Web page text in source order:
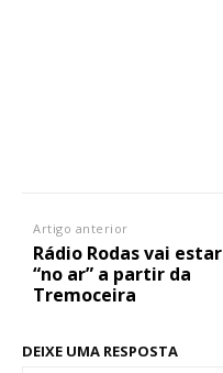
Artigo anterior
Rádio Rodas vai estar
“no ar” a partir da
Tremoceira
DEIXE UMA RESPOSTA